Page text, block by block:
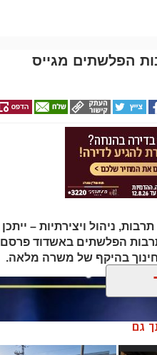
הפלשתים מגייס
ניהול ויצירתיות – ייתכן
הפלשתים באשדוד פרסם
בהיקף של משרה מלאה.
גם